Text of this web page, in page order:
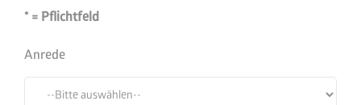
* = Pflichtfeld
Anrede